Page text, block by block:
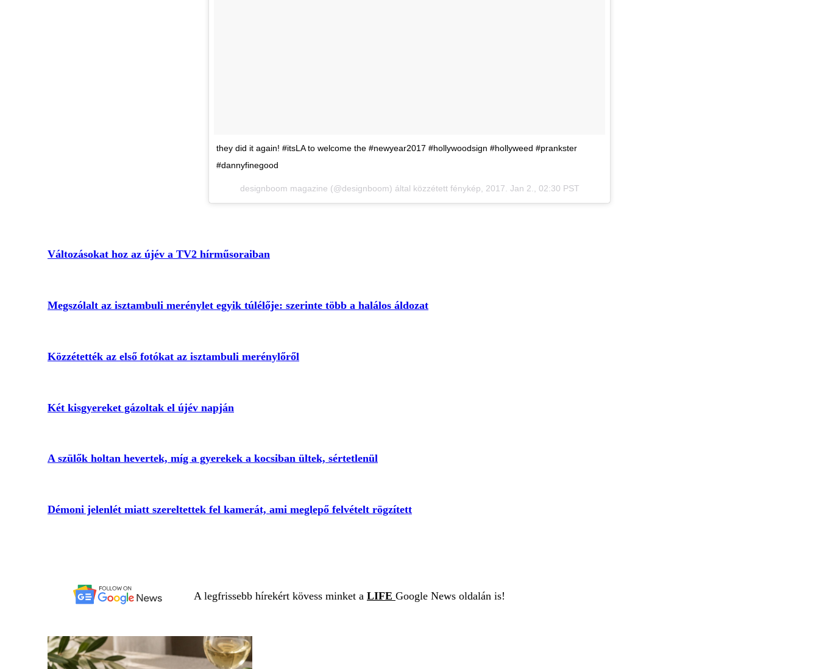
they did it again! #itsLA to welcome the #newyear2017 #hollywoodsign #hollyweed #prankster
#dannyfinegood
designboom magazine (@designboom) által közzétett fénykép, 2017. Jan 2., 02:30 PST
Változásokat hoz az újév a TV2 hírműsoraiban
Megszólalt az isztambuli merénylet egyik túlélője: szerinte több a halálos áldozat
Közzétették az első fotókat az isztambuli merénylőről
Két kisgyereket gázoltak el újév napján
A szülők holtan hevertek, míg a gyerekek a kocsiban ültek, sértetlenül
Démoni jelenlét miatt szereltettek fel kamerát, ami meglepő felvételt rögzített
A legfrissebb hírekért kövess minket a LIFE Google News oldalán is!